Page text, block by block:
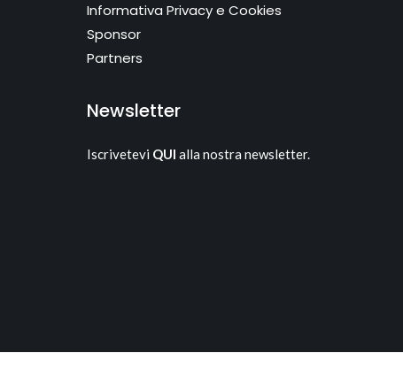
Informativa Privacy e Cookies
Sponsor
Partners
Newsletter
Iscrivetevi QUI alla nostra newsletter.